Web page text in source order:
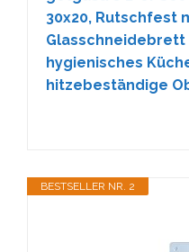
30x20, Rutschfest
Glasschneidebrett
hygienisches
hitzebeständige
BESTSELLER NR. 2